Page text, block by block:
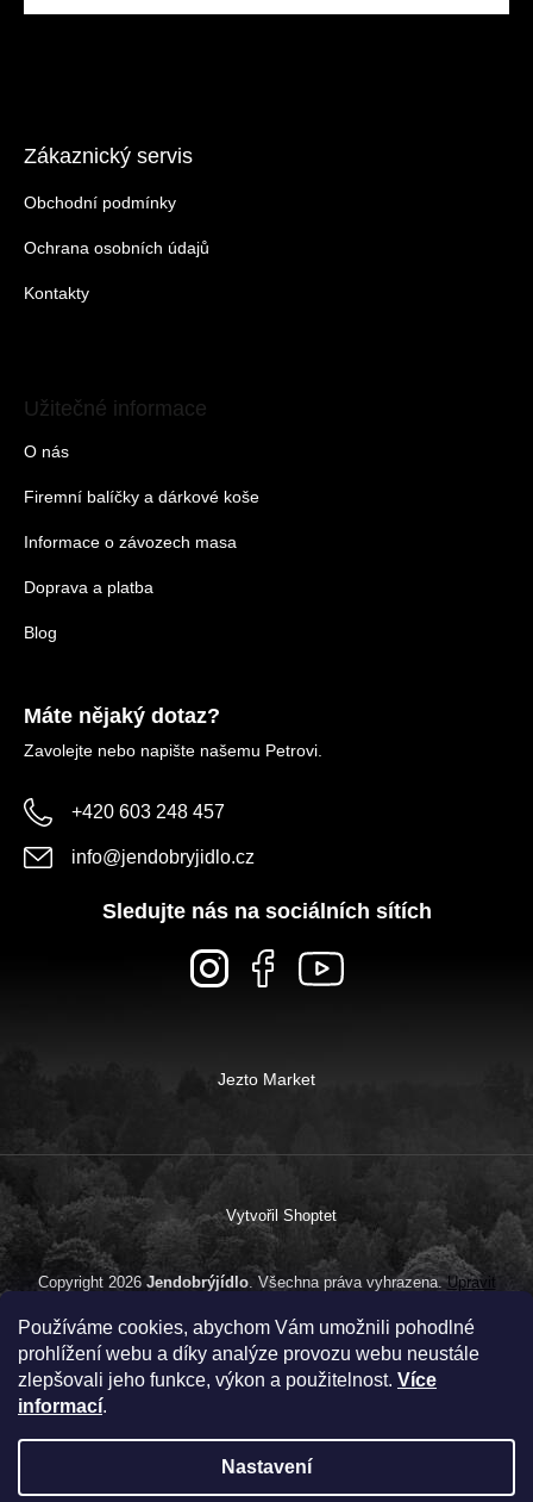
Používáme cookies, abychom Vám umožnili pohodlné
prohlížení webu a díky analýze provozu webu neustále
zlepšovali jeho funkce, výkon a použitelnost. Více
informací.
Nastavení
Zákaznický servis
Obchodní podmínky
Ochrana osobních údajů
Kontakty
Užitečné informace
O nás
Firemní balíčky a dárkové koše
Informace o závozech masa
Doprava a platba
Blog
Máte nějaký dotaz?
Zavolejte nebo napište našemu Petrovi.
+420 603 248 457
info@jendobryjidlo.cz
Sledujte nás na sociálních sítích
Jezto Market
Vytvořil Shoptet
Copyright 2026 Jendobrýjídlo. Všechna práva vyhrazena.Upravit